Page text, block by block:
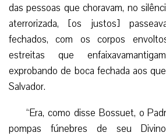
das pessoas que choravam, no
aterrorizada, [os justos]
fechados, com os corpos
estreitas que
exprobando de boca fechada aos
Salvador.
“Era, como disse Bossuet, o
pompas fúnebres de seu